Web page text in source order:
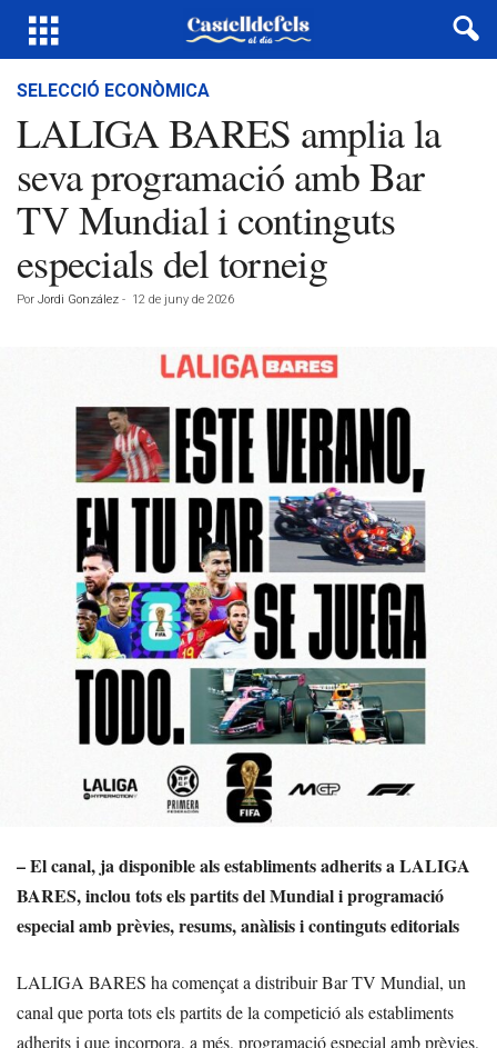
SELECCIÓ ECONÒMICA
LALIGA BARES amplia la
seva programació amb Bar
TV Mundial i continguts
especials del torneig
Por Jordi González - 12 de juny de 2026
– El canal, ja disponible als establiments adherits a LALIGA
BARES, inclou tots els partits del Mundial i programació
especial amb prèvies, resums, anàlisis i continguts editorials
LALIGA BARES ha començat a distribuir Bar TV Mundial, un
canal que porta tots els partits de la competició als establiments
adherits i que incorpora, a més, programació especial amb prèvies,